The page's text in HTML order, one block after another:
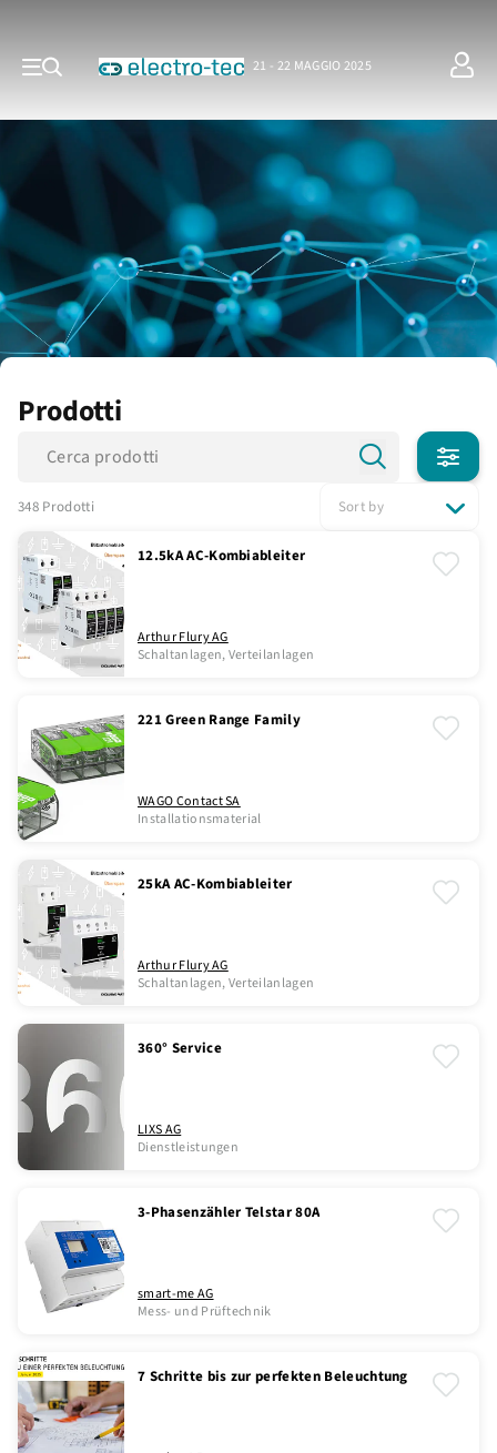
21 - 22 MAGGIO 2025
Prodotti
348 Prodotti Sort by
12.5kA AC-Kombiableiter
Arthur Flury AG
Schaltanlagen, Verteilanlagen
221 Green Range Family
WAGO Contact SA
Installationsmaterial
25kA AC-Kombiableiter
Arthur Flury AG
Schaltanlagen, Verteilanlagen
360° Service
LIXS AG
Dienstleistungen
3-Phasenzähler Telstar 80A
smart-me AG
Mess- und Prüftechnik
7 Schritte bis zur perfekten Beleuchtung